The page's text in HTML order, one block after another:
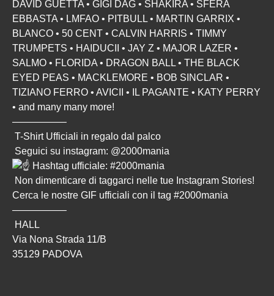
DAVID GUETTA • GIGI DAG • SHAKIRA • SFERA
EBBASTA • LMFAO • PITBULL • MARTIN GARRIX •
BLANCO • 50 CENT • CALVIN HARRIS • TIMMY
TRUMPETS • HAIDUCII • JAY Z • MAJOR LAZER •
SALMO • FLORIDA • DRAGON BALL • THE BLACK
EYED PEAS • MACKLEMORE • BOB SINCLAR •
TIZIANO FERRO • AVICII • IL PAGANTE • KATY PERRY
• and many many more!
—————–
T-Shirt Ufficiali in regalo dal palco
Seguici su instagram: @2000mania
Hashtag ufficiale: #2000mania
Non dimenticare di taggarci nelle tue Instagram Stories!
Cerca le nostre GIF ufficiali con il tag #2000mania
—————–
HALL
Via Nona Strada 11/B
35129 PADOVA